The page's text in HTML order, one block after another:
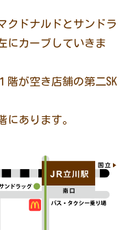
クドナルドとサンドラ
にカーブしていきま
階が空き店舗の第二SK
にあります。